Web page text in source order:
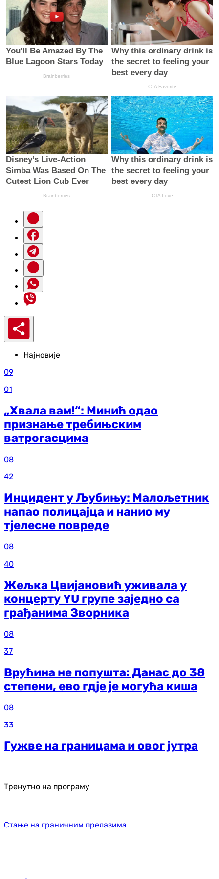
Најновије
09
01
„Хвала вам!“: Минић одао
признање требињским
ватрогасцима
08
42
Инцидент у Љубињу: Малољетник
напао полицајца и нанио му
тјелесне повреде
08
40
Жељка Цвијановић уживала у
концерту YU групе заједно са
грађанима Зворника
08
37
Врућина не попушта: Данас до 38
степени, ево гдје је могућа киша
08
33
Гужве на границама и овог јутра
Тренутно на програму
Стање на граничним прелазима